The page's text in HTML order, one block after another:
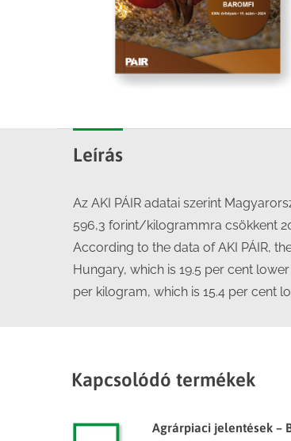
Leírás
Az AKI PÁIR adatai szerint
596,3 forint/kilogrammra csökkent
According to the data of AKI PÁIR,
Hungary, which is 19.5 per cent
per kilogram, which is 15.4 per cent
Kapcsolódó termékek
Agrárpiaci jelentések –